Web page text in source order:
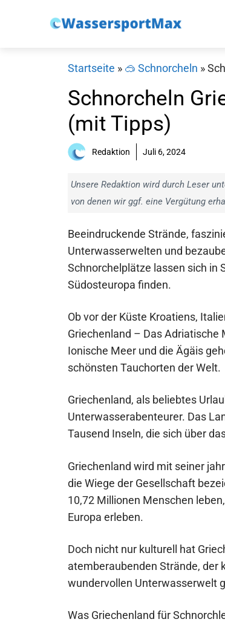
Startseite » 🥽 Schnorcheln »
Schnorcheln
(mit Tipps)
Redaktion Juli 6, 2024
Unsere Redaktion wird durch Leser
von denen wir ggf. eine Vergütung
Beeindruckende Strände,
Unterwasserwelten und
Schnorchelplätze lassen sich in
Südosteuropa finden.
Ob vor der Küste Kroatiens,
Griechenland – Das Adriatische
Ionische Meer und die Ägäis
schönsten Tauchorten der Welt.
Griechenland, als beliebtes
Unterwasserabenteurer. Das
Tausend Inseln, die sich über
Griechenland wird mit seiner
die Wiege der Gesellschaft
10,72 Millionen Menschen
Europa erleben.
Doch nicht nur kulturell hat
atemberaubenden Strände, der
wundervollen Unterwasserwelt
Was Griechenland für